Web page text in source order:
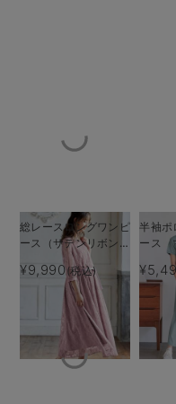
総レースロングワンピ
ース（サテンリボンベ
ルト付） マタニテ
ィ・授乳服【出産後も
長く使える】
¥9,990(税込)
半袖ポ
ース
乳服
える】